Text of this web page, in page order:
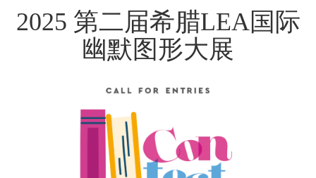
2025 第二届希腊LEA国际
幽默图形大展